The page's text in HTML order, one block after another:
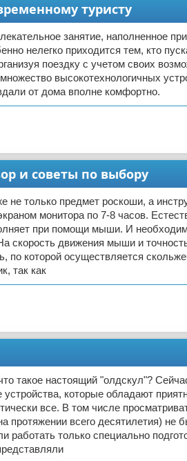
туристу
занятие, наполненное
нелегко приходится тем, кто
поездку с учетом своих
высокотехнологичных
от дома вполне комфортно.
и советы по выбору
не только предмет роскоши, а
монитора по 7-8 часов.
при помощи мыши. И
скорость движения мыши и
по которой осуществляется
так как
такое настоящий "олдскул"?
устройства, которые обладают
все. В том числе
протяжении всего десятилетия) не
работать только специально